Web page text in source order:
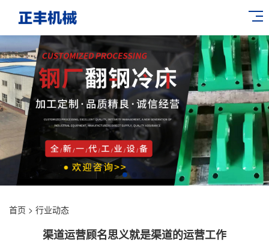
首页 > 行业动态
渠道运营顾名思义就是渠道的运营工作